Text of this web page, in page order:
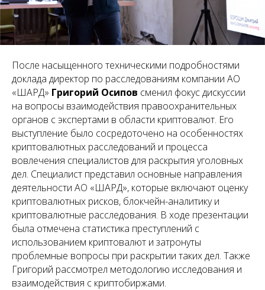
После насыщенного техническими подробностями
доклада директор по расследованиям компании АО
«ШАРД» Григорий Осипов сменил фокус дискуссии
на вопросы взаимодействия правоохранительных
органов с экспертами в области криптовалют. Его
выступление было сосредоточено на особенностях
криптовалютных расследований и процесса
вовлечения специалистов для раскрытия уголовных
дел. Специалист представил основные направления
деятельности АО «ШАРД», которые включают оценку
криптовалютных рисков, блокчейн-аналитику и
криптовалютные расследования. В ходе презентации
была отмечена статистика преступлений с
использованием криптовалют и затронуты
проблемные вопросы при раскрытии таких дел. Также
Григорий рассмотрел методологию исследования и
взаимодействия с криптобиржами.